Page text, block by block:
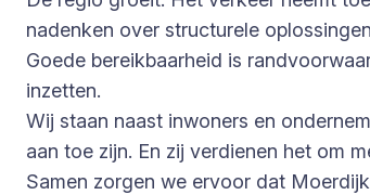
nadenken over structurele
Goede bereikbaarheid is
inzetten.
Wij staan naast inwoners en
aan toe zijn. En zij verdienen het om
Samen zorgen we ervoor dat